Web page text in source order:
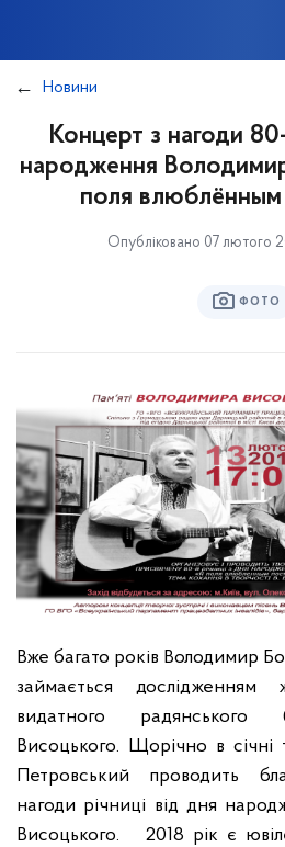
Новини
Концерт з нагоди 80-
народження
поля
Опубліковано 07 лютого
ФОТО
Вже багато років Володимир
займається дослідженням
видатного радянського
Висоцького. Щорічно в
Петровський проводить
нагоди річниці від дня
Висоцького. 2018 рік є